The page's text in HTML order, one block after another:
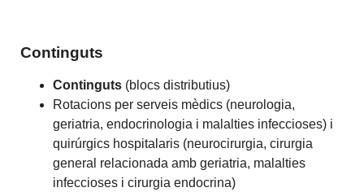
Continguts
Continguts (blocs distributius)
Rotacions per serveis mèdics (neurologia,
geriatria, endocrinologia i malalties infeccioses) i
quirúrgics hospitalaris (neurocirurgia, cirurgia
general relacionada amb geriatria, malalties
infeccioses i cirurgia endocrina)